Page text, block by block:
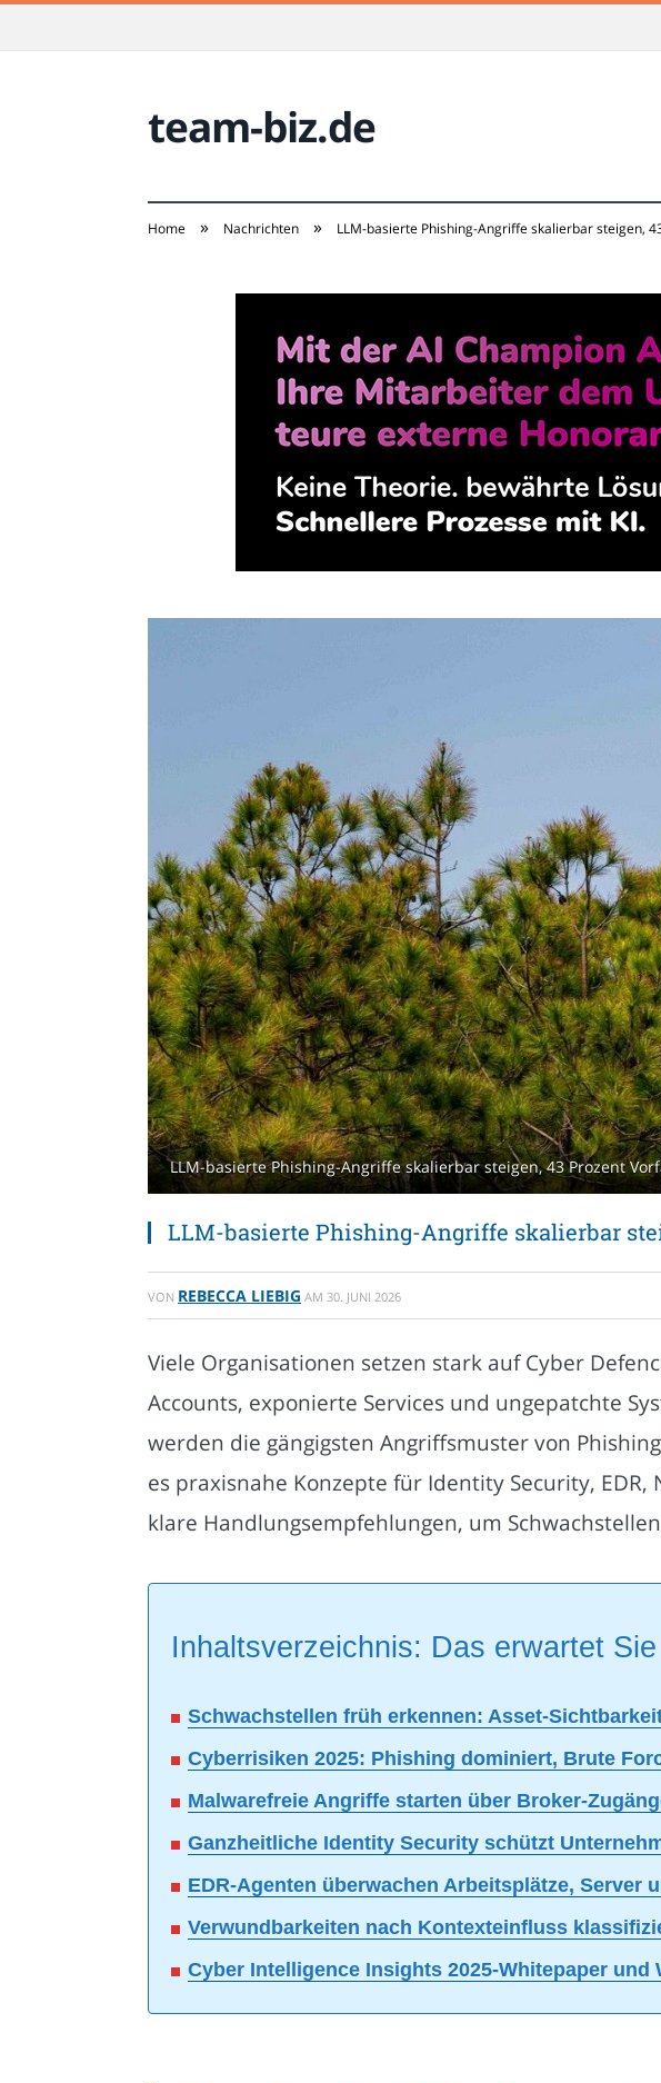
team-biz.de
Home » Nachrichten » LLM-basierte Phishing-Angriffe skalierbar steigen,
LLM-basierte Phishing-Angriffe skalierbar steigen, 43 Prozent
LLM-basierte Phishing-Angriffe skalierbar
VON REBECCA LIEBIG AM 30. JUNI 2026
Viele Organisationen setzen stark auf Cyber
Accounts, exponierte Services und ungepatchte
werden die gängigsten Angriffsmuster von
es praxisnahe Konzepte für Identity Security,
klare Handlungsempfehlungen, um
Inhaltsverzeichnis: Das erwartet
Schwachstellen früh erkennen: Asset-
Cyberrisiken 2025: Phishing dominiert, Brute
Malwarefreie Angriffe starten über Broker-
Ganzheitliche Identity Security schützt
EDR-Agenten überwachen Arbeitsplätze,
Verwundbarkeiten nach Kontexteinfluss
Cyber Intelligence Insights 2025-Whitepaper und